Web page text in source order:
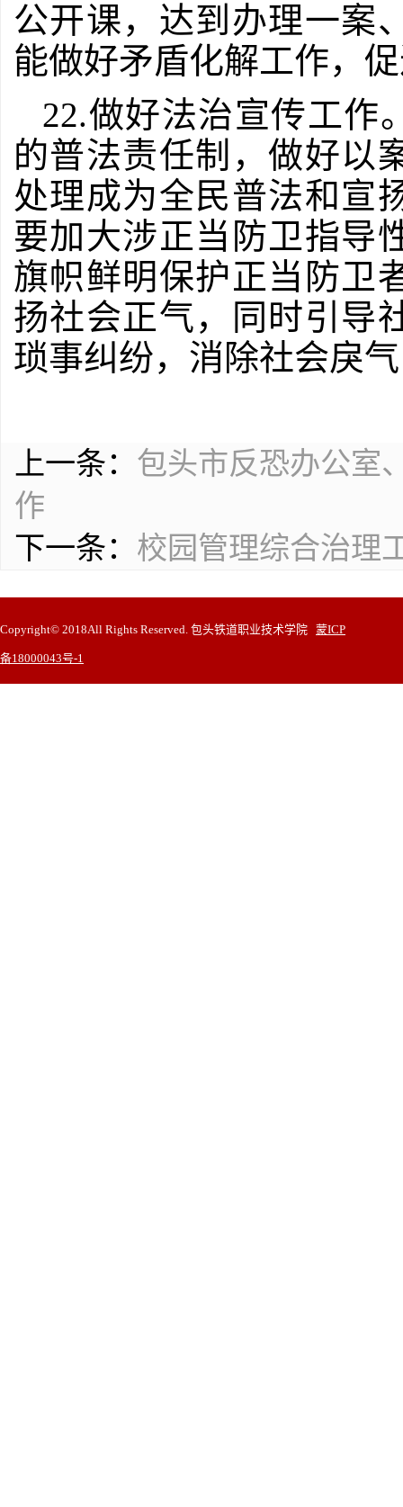
公开课，达到办理一案
能做好矛盾化解工作，
22.做好法治宣传工作
的普法责任制，做好以
处理成为全民普法和宣
要加大涉正当防卫指导
旗帜鲜明保护正当防卫
扬社会正气，同时引导
琐事纠纷，消除社会戾
上一条： 包头市反恐办公室
作
下一条： 校园管理综合治理
Copyright© 2018All Rights Reserved. 包头铁道职业技术学院 蒙ICP
备18000043号-1